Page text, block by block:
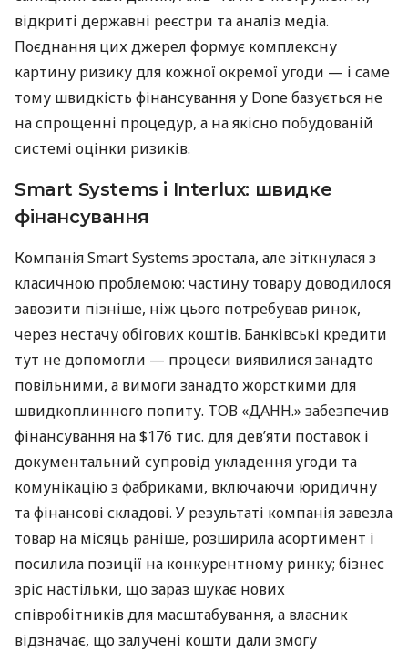
відкриті державні реєстри та аналіз медіа.
Поєднання цих джерел формує комплексну
картину ризику для кожної окремої угоди — і саме
тому швидкість фінансування у Done базується не
на спрощенні процедур, а на якісно побудованій
системі оцінки ризиків.
Smart Systems і Interlux: швидке
фінансування
Компанія Smart Systems зростала, але зіткнулася з
класичною проблемою: частину товару доводилося
завозити пізніше, ніж цього потребував ринок,
через нестачу обігових коштів. Банківські кредити
тут не допомогли — процеси виявилися занадто
повільними, а вимоги занадто жорсткими для
швидкоплинного попиту. ТОВ «ДАНН.» забезпечив
фінансування на $176 тис. для дев’яти поставок і
документальний супровід укладення угоди та
комунікацію з фабриками, включаючи юридичну
та фінансові складові. У результаті компанія завезла
товар на місяць раніше, розширила асортимент і
посилила позиції на конкурентному ринку; бізнес
зріс настільки, що зараз шукає нових
співробітників для масштабування, а власник
відзначає, що залучені кошти дали змогу